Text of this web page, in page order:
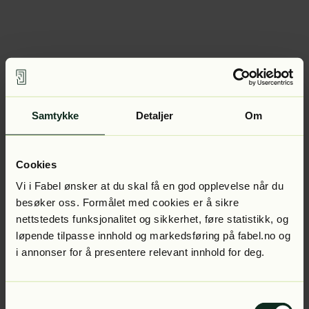
Samtykke Detaljer Om
Cookies
Vi i Fabel ønsker at du skal få en god opplevelse når du
besøker oss. Formålet med cookies er å sikre
nettstedets funksjonalitet og sikkerhet, føre statistikk, og
løpende tilpasse innhold og markedsføring på fabel.no og
i annonser for å presentere relevant innhold for deg.